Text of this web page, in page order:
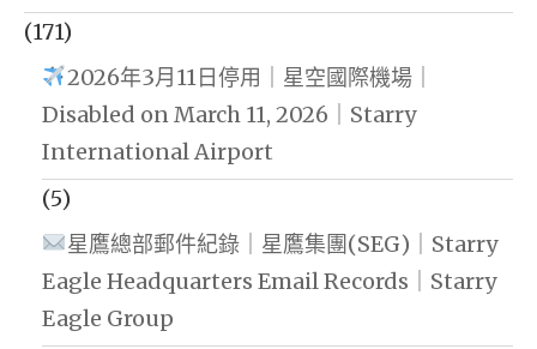
(171)
2026年3月11日停用｜星空國際機場｜
Disabled on March 11, 2026｜Starry
International Airport
(5)
星鷹總部郵件紀錄｜星鷹集團(SEG)｜Starry
Eagle Headquarters Email Records｜Starry
Eagle Group